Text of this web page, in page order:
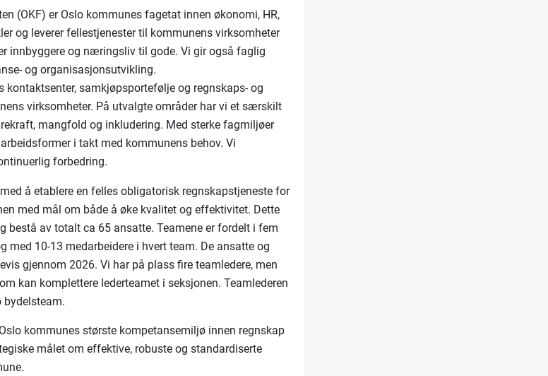
(OKF) er Oslo kommunes fagetat innen økonomi, HR,
og leverer fellestjenester til kommunens virksomheter
innbyggere og næringsliv til gode. Vi gir også faglig
og organisasjonsutvikling.
kontaktsenter, samkjøpsportefølje og regnskaps- og
virksomheter. På utvalgte områder har vi et særskilt
mangfold og inkludering. Med sterke fagmiljøer
i takt med kommunens behov. Vi
forbedring.
å etablere en felles obligatorisk regnskapstjeneste for
med mål om både å øke kvalitet og effektivitet. Dette
bestå av totalt ca 65 ansatte. Teamene er fordelt i fem
med 10-13 medarbeidere i hvert team. De ansatte og
gjennom 2026. Vi har på plass fire teamledere, men
kan komplettere lederteamet i seksjonen. Teamlederen
bydelsteam.
kommunes største kompetansemiljø innen regnskap
målet om effektive, robuste og standardiserte